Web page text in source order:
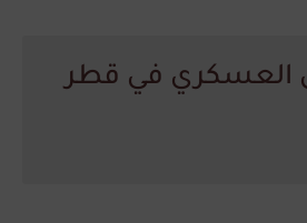
العسكري في قطر